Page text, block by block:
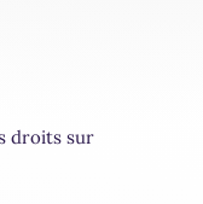
droits sur